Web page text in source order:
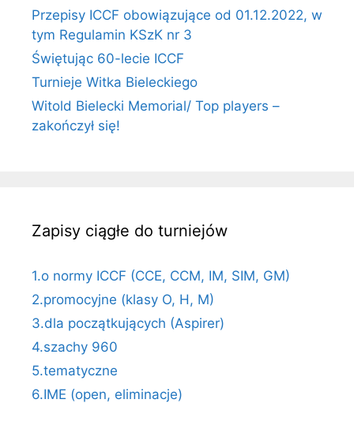
Przepisy ICCF obowiązujące od 01.12.2022, w
tym Regulamin KSzK nr 3
Świętując 60-lecie ICCF
Turnieje Witka Bieleckiego
Witold Bielecki Memorial/ Top players –
zakończył się!
Zapisy ciągłe do turniejów
1.o normy ICCF (CCE, CCM, IM, SIM, GM)
2.promocyjne (klasy O, H, M)
3.dla początkujących (Aspirer)
4.szachy 960
5.tematyczne
6.IME (open, eliminacje)